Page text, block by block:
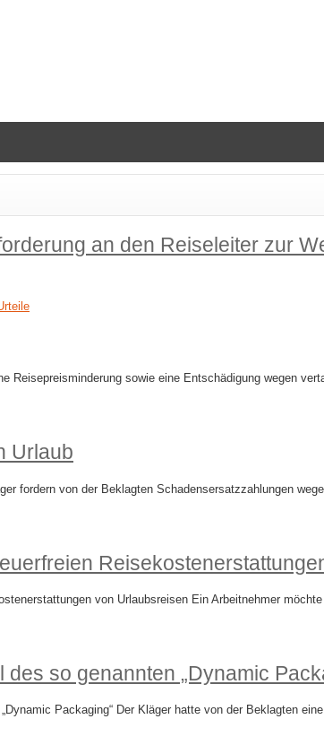
an den Reiseleiter zur
Reisepreisminderung sowie eine Entschädigung wegen
Urlaub
fordern von der Beklagten Schadensersatzzahlungen
von Urlaubsreisen Ein Arbeitnehmer
so genannten „Dynamic
Packaging“ Der Kläger hatte von der Beklagten